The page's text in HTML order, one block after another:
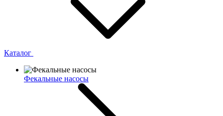
Каталог
Фекальные насосы